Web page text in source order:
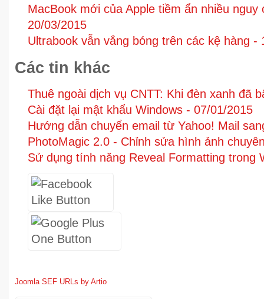
MacBook mới của Apple tiềm ẩn nhiều nguy
20/03/2015
Ultrabook vẫn vắng bóng trên các kệ hàng -
Các tin khác
Thuê ngoài dịch vụ CNTT: Khi đèn xanh đã
Cài đặt lại mật khẩu Windows - 07/01/2015
Hướng dẫn chuyển email từ Yahoo! Mail
PhotoMagic 2.0 - Chỉnh sửa hình ảnh
Sử dụng tính năng Reveal Formatting trong
Joomla SEF URLs by Artio